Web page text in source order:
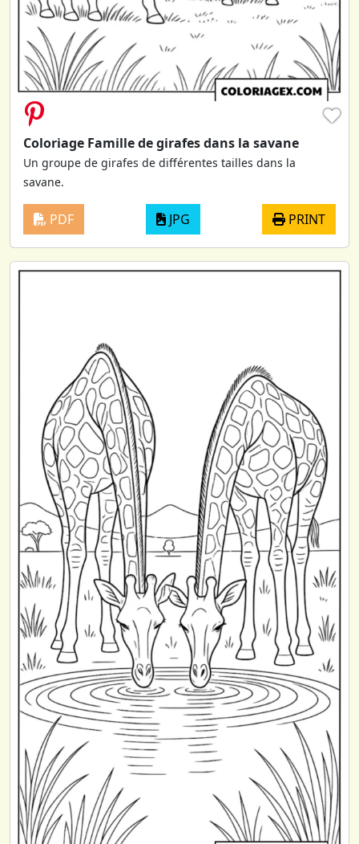
♥
Coloriage Famille de girafes dans la savane
Un groupe de girafes de différentes tailles dans la
savane.
PDF JPG PRINT